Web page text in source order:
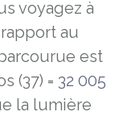
voyagez à
au
est
(37) = 32 005
la lumière